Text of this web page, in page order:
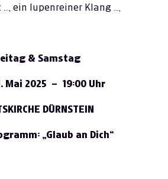
ein lupenreiner Klang …,
& Samstag
Mai 2025 – 19:00 Uhr
DÜRNSTEIN
„Glaub an Dich“